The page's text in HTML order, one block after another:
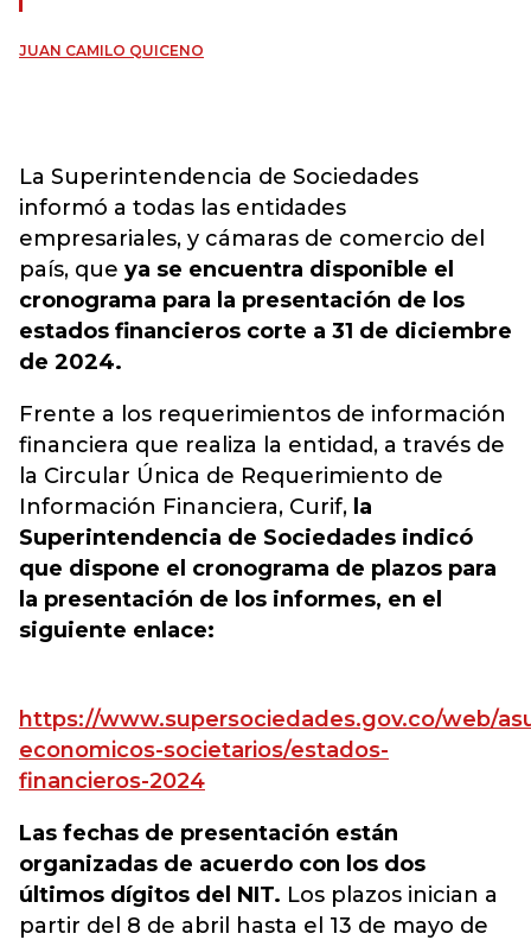
JUAN CAMILO QUICENO
La Superintendencia de Sociedades
informó a todas las entidades
empresariales, y cámaras de comercio del
país, que ya se encuentra disponible el
cronograma para la presentación de los
estados financieros corte a 31 de diciembre
de 2024.
Frente a los requerimientos de información
financiera que realiza la entidad, a través de
la Circular Única de Requerimiento de
Información Financiera, Curif, la
Superintendencia de Sociedades indicó
que dispone el cronograma de plazos para
la presentación de los informes, en el
siguiente enlace:
https://www.supersociedades.gov.co/web/
economicos-societarios/estados-
financieros-2024
Las fechas de presentación están
organizadas de acuerdo con los dos
últimos dígitos del NIT. Los plazos inician a
partir del 8 de abril hasta el 13 de mayo de